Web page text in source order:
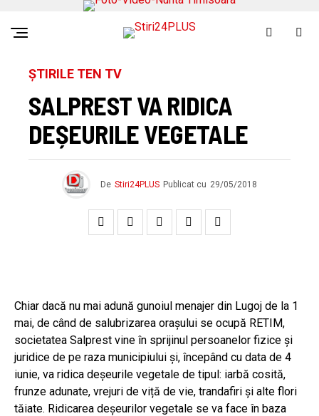
ȘTIRILE TEN TV
SALPREST VA RIDICA
DEȘEURILE VEGETALE
De Stiri24PLUS Publicat cu 29/05/2018
Chiar dacă nu mai adună gunoiul menajer din Lugoj de la 1
mai, de când de salubrizarea orașului se ocupă RETIM,
societatea Salprest vine în sprijinul persoanelor fizice și
juridice de pe raza municipiului și, începând cu data de 4
iunie, va ridica deșeurile vegetale de tipul: iarbă cosită,
frunze adunate, vrejuri de viță de vie, trandafiri și alte flori
tăiate. Ridicarea deșeurilor vegetale se va face în baza